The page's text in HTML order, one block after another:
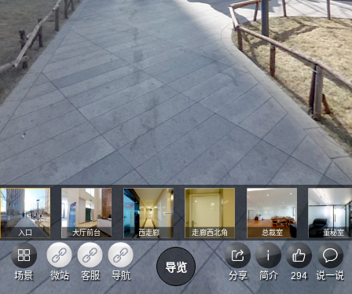
导览
分享 简介 294 说一说
场景 微站 客服 导航
入口 大厅前台 西走廊 走廊西北角 总裁室 董秘室